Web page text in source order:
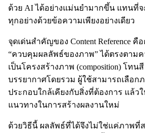
ด้วย AI ได้อย่างแม่นยำมากขึ้น แทนที่จ
ทุกอย่างด้วยข้อความเพียงอย่างเดียว
จุดเด่นสำคัญของ Content Reference
“ควบคุมผลลัพธ์ของภาพ” ได้ตรงตามค
เป็นโครงสร้างภาพ (composition) โทน
บรรยากาศโดยรวม ผู้ใช้สามารถเลือก
ประกอบใกล้เคียงกับสิ่งที่ต้องการ แล้ว
แนวทางในการสร้างผลงานใหม่
ด้วยวิธีนี้ ผลลัพธ์ที่ได้จึงไม่ใช่แค่ภาพที่